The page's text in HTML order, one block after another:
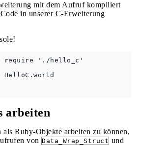
mit dem Aufruf kompiliert
in unserer C-Erweiterung
require './hello_c'
arbeiten
Ruby-Objekte arbeiten zu können,
von Data_Wrap_Struct und